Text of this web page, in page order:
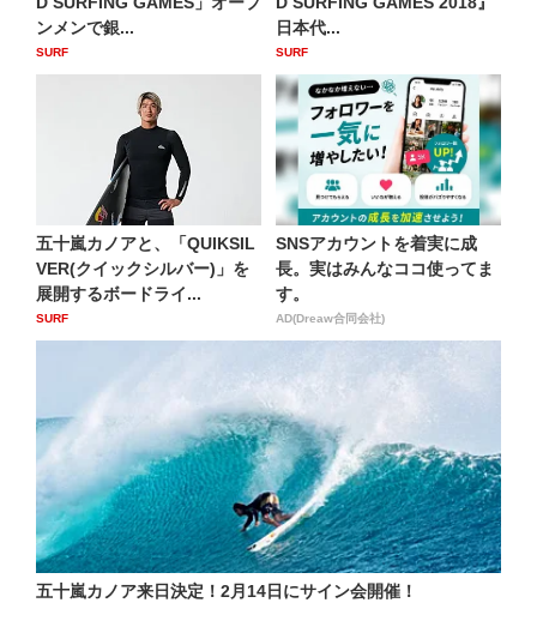
ンメンで銀...
SURF
日本代...
SURF
五十嵐カノアと、「QUIKSIL
VER(クイックシルバー)」を
展開するボードライ...
SURF
SNSアカウントを着実に成
長。実はみんなココ使ってま
す。
AD(Dreaw合同会社)
五十嵐カノア来日決定！2月14日にサイン会開催！